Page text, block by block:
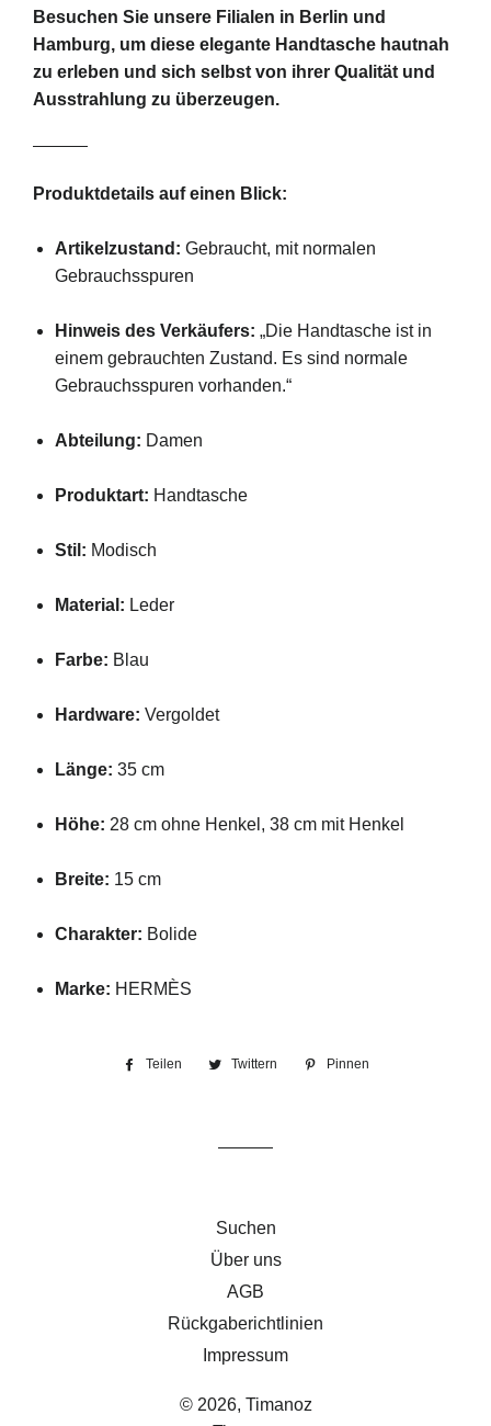
Besuchen Sie unsere Filialen in Berlin und
Hamburg, um diese elegante Handtasche hautnah
zu erleben und sich selbst von ihrer Qualität und
Ausstrahlung zu überzeugen.
Produktdetails auf einen Blick:
Artikelzustand: Gebraucht, mit normalen
Gebrauchsspuren
Hinweis des Verkäufers: „Die Handtasche ist in
einem gebrauchten Zustand. Es sind normale
Gebrauchsspuren vorhanden.“
Abteilung: Damen
Produktart: Handtasche
Stil: Modisch
Material: Leder
Farbe: Blau
Hardware: Vergoldet
Länge: 35 cm
Höhe: 28 cm ohne Henkel, 38 cm mit Henkel
Breite: 15 cm
Charakter: Bolide
Marke: HERMÈS
Teilen
Auf
Twittern
Auf
Pinnen
Suchen
Über uns
AGB
Rückgaberichtlinien
Impressum
© 2026, Timanoz